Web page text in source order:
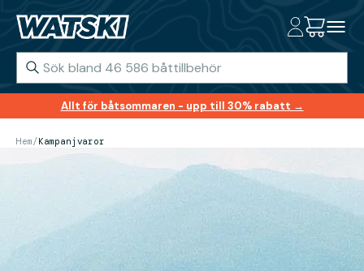
Allt för båtsommaren - upp till 30% rabatt →
Hem/Kampanjvaror